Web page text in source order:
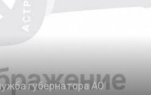
губернатора АО